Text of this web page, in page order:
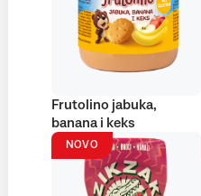
Frutolino jabuka,
banana i keks
NOVO